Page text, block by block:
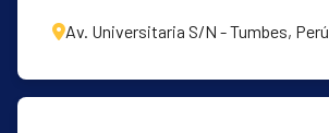
Av. Universitaria S/N - Tumbes, Perú